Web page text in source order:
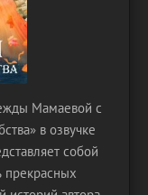
Мамаевой с
в озвучке
собой
прекрасных